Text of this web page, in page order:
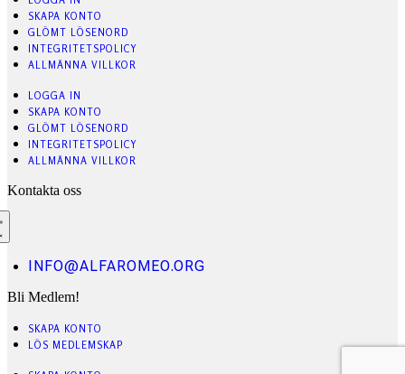
SKAPA KONTO
GLÖMT LÖSENORD
INTEGRITETSPOLICY
ALLMÄNNA VILLKOR
LOGGA IN
SKAPA KONTO
GLÖMT LÖSENORD
INTEGRITETSPOLICY
ALLMÄNNA VILLKOR
Kontakta oss
INFO@ALFAROMEO.ORG
Bli Medlem!
SKAPA KONTO
LÖS MEDLEMSKAP